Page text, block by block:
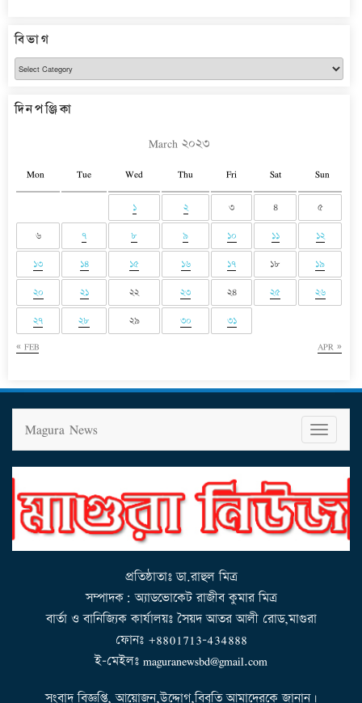
বিভাগ
বিভাগ
দিনপঞ্জিকা
March ২০২৩
Mon Tue Wed Thu Fri Sat Sun
« FEB APR »
১ ২ ৩ ৪ ৫
৬ ৭ ৮ ৯ ১০ ১১ ১২
১৩ ১৪ ১৫ ১৬ ১৭ ১৮ ১৯
২০ ২১ ২২ ২৩ ২৪ ২৫ ২৬
২৭ ২৮ ২৯ ৩০ ৩১
T
o
g
g
l
n
g
a
t
i
o
n
Magura News
প্রতিষ্ঠাতাঃ ডা.রাহুল মিত্র
সম্পাদক: অ্যাডভোকেট রাজীব কুমার মিত্র
বার্তা ও বানিজ্যিক কার্যালয়ঃ সৈয়দ আতর আলী রোড,মাগুরা
ফোনঃ +8801713-434888
ই-মেইলঃ maguranewsbd@gmail.com
সংবাদ বিজ্ঞপ্তি, আয়োজন,উদ্দোগ,বিবৃতি আমাদেরকে জানান।